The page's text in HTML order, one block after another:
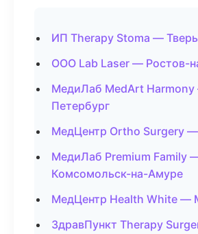
ИП Therapy Stoma — Тверь
ООО Lab Laser — Ростов-
МедиЛаб MedArt
Петербург
МедЦентр Ortho Surgery
МедиЛаб Premium Family
Комсомольск-на-Амуре
МедЦентр Health White —
ЗдравПункт Therapy